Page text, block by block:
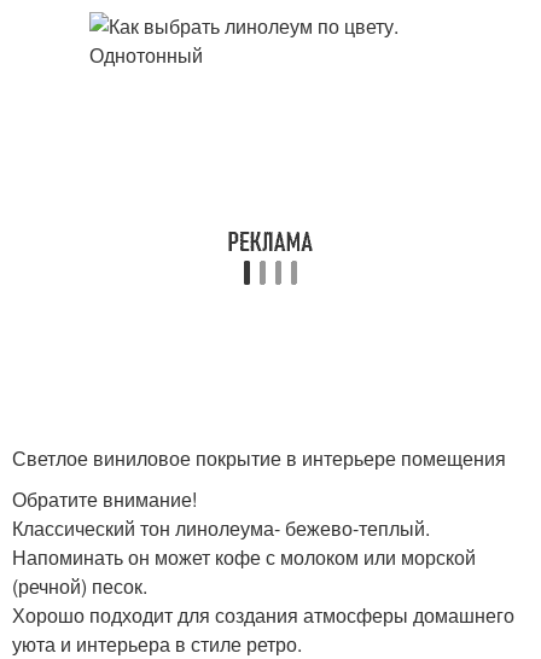
Светлое виниловое покрытие в интерьере помещения
Обратите внимание!
Классический тон линолеума- бежево-теплый.
Напоминать он может кофе с молоком или морской
(речной) песок.
Хорошо подходит для создания атмосферы домашнего
уюта и интерьера в стиле ретро.